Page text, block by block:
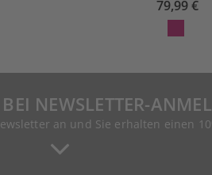
79,99 €
NEWSLETTER-
an und Sie erhalten einen